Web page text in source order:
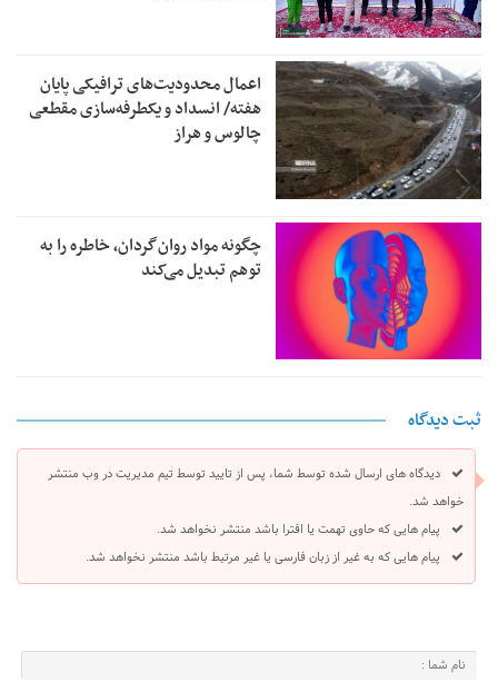
اعمال محدودیت‌های ترافیکی پایان
هفته/ انسداد و یکطرفه‌سازی مقطعی
چالوس و هراز
چگونه مواد روان‌گردان، خاطره را به
توهم تبدیل می‌کند
ثبت دیدگاه
دیدگاه های ارسال شده توسط شما، پس از تایید توسط تیم مدیریت در وب منتشر
خواهد شد.
پیام هایی که حاوی تهمت یا افترا باشد منتشر نخواهد شد.
پیام هایی که به غیر از زبان فارسی یا غیر مرتبط باشد منتشر نخواهد شد.